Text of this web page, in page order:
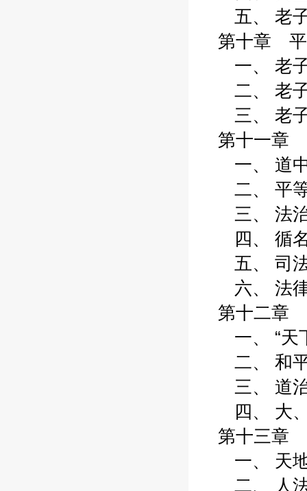
五、 老子
第十章 平
一、 老子
二、 老子
三、 老子
第十一章
一、 道中
二、 平等
三、 法治
四、 循名
五、 司法
六、 法律
第十二章
一、 “天
二、 和平
三、 道治
四、 大、
第十三章
一、 天地
二、 人法